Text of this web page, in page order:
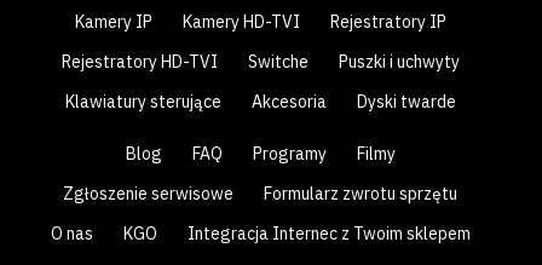
Kamery IP Kamery HD-TVI
Rejestratory IP
Rejestratory HD-TVI
Switche
Puszki i uchwyty
Klawiatury sterujące
Akcesoria Dyski twarde
Blog FAQ Programy
Filmy
Zgłoszenie serwisowe
Formularz zwrotu sprzętu
O nas
KGO Integracja Internec z Twoim sklepem